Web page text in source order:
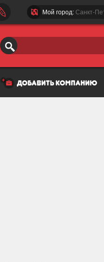
Мой город: Санкт-
добавить компанию